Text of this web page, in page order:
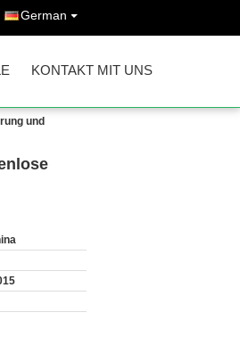
German
KONTAKT MIT UNS
und